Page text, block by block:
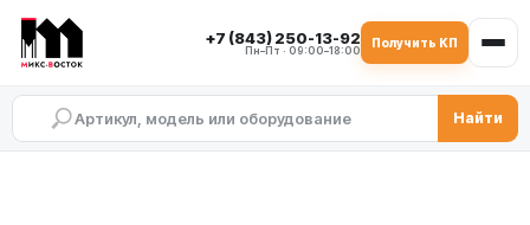
+7 (843) 250-13-92
Пн–Пт · 09:00–18:00
Получить КП
Найти